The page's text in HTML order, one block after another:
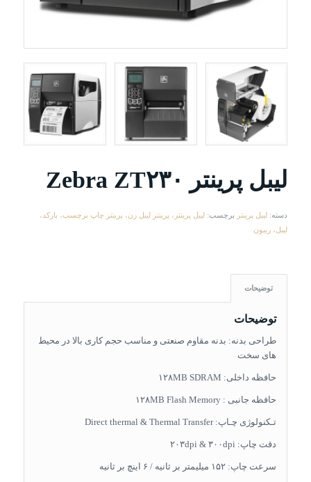
لیبل پرینتر Zebra ZT۲۳۰
دسته: لیبل پرینتر برچسب: لیبل پرینتر، پرینتر لیبل زن، پرینتر چاپ برچسب، بارکد،
لیبل، ریبون
توضیحات
توضیحات
طراحی بدنه: بدنه مقاوم صنعتی و مناسب حجم کاری بالا در محیط
های سخت
حافظه داخلی: ۱۲۸MB SDRAM
حافظه جانبی : ۱۲۸MB Flash Memory
تـکنولوژی چـاپ: Direct thermal & Thermal Transfer
دقت چاپ: ۲۰۳dpi & ۳۰۰dpi
سرعت چاپ: ۱۵۲ میلیمتر بر ثانیه / ۶ اینچ بر ثانیه